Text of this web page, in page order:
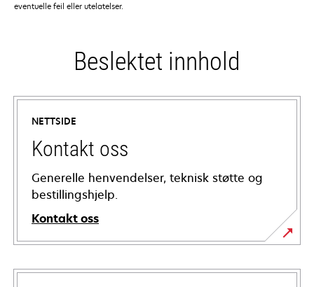
eventuelle feil eller utelatelser.
Beslektet innhold
NETTSIDE
Kontakt oss
Generelle henvendelser, teknisk støtte og
bestillingshjelp.
Kontakt oss